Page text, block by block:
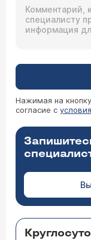
Нажимая на
согласие с